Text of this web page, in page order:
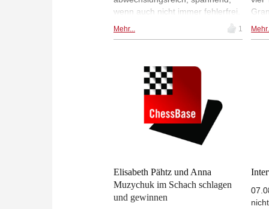
wenn auch nicht immer fehlerfrei.
Im offenen Turnier gewann Vidit
Gujrathi überraschend souverän
Aleksandra Goryachkina, Anna
Muzychuk and Nurgyul Salimova
ins Halbfinale. Elisabeth Pähtz ist
leider ausgeschieden. Sie verlor
nach dramatischem Kampf gegen
Anna Muzychuk. | Foto: FIDE /
Mehr... 1
Elisabeth Pähtz und Anna
Muzychuk im Schach schlagen
und gewinnen